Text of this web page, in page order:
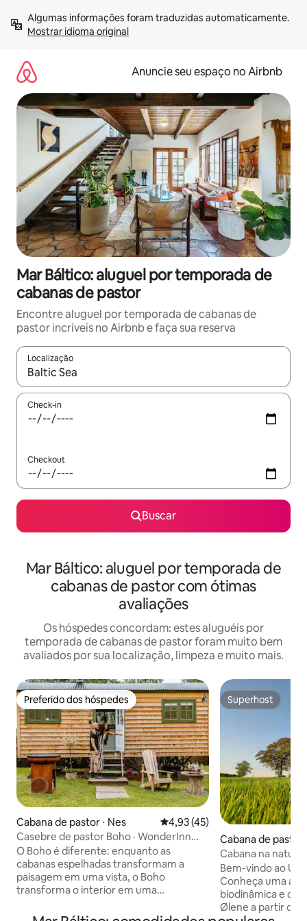
para
Mostrar idioma original
Anuncie seu espaço no Airbnb
Mar Báltico: aluguel por temporada de
cabanas de pastor
Encontre aluguel por temporada de cabanas de
pastor incríveis no Airbnb e faça sua reserva
Localização
Quando os resultados estiverem disponíveis, explore-os
Check-in
Checkout
Buscar
Mar Báltico: aluguel por temporada de
cabanas de pastor com ótimas
avaliações
Os hóspedes concordam: estes aluguéis por
temporada de cabanas de pastor foram muito bem
avaliados por sua localização, limpeza e muito mais.
Preferido dos hóspedes
Preferido dos hóspedes
Cabana de pastor ⋅ Nes 4,93 de uma avaliação média
4,93 (45)
Casebre de pastor Boho · WonderInn
Riverside
O Boho é diferente: enquanto as
cabanas espelhadas transformam a
paisagem em uma vista, o Boho
transforma o interior em uma
convertida — acolhedora, eclética,
Superhost
Superhost
Cabana de
e
Cabana na
Bem-vindo ao
Conheça uma
biodinâmica e o
Ølene a partir de